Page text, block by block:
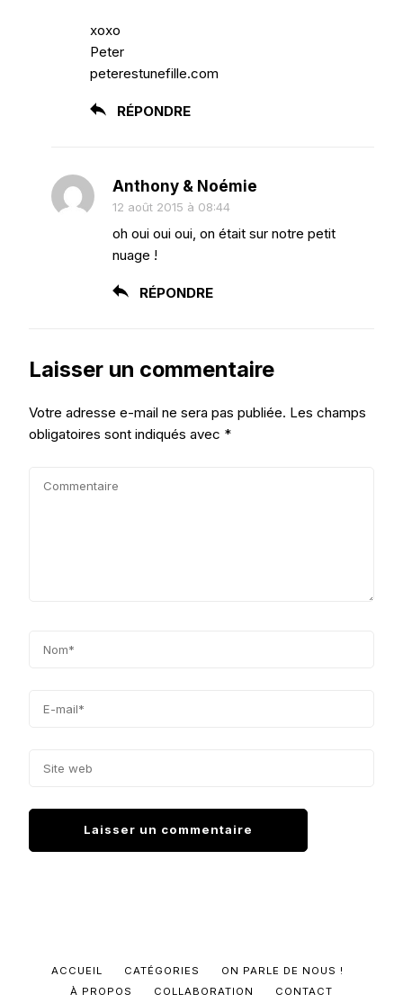
xoxo
Peter
peterestunefille.com
RÉPONDRE
Anthony & Noémie
12 août 2015 à 08:44
oh oui oui oui, on était sur notre petit
nuage !
RÉPONDRE
Laisser un commentaire
Votre adresse e-mail ne sera pas publiée. Les champs
obligatoires sont indiqués avec *
ACCUEIL CATÉGORIES
ON PARLE DE NOUS !
À PROPOS
COLLABORATION CONTACT